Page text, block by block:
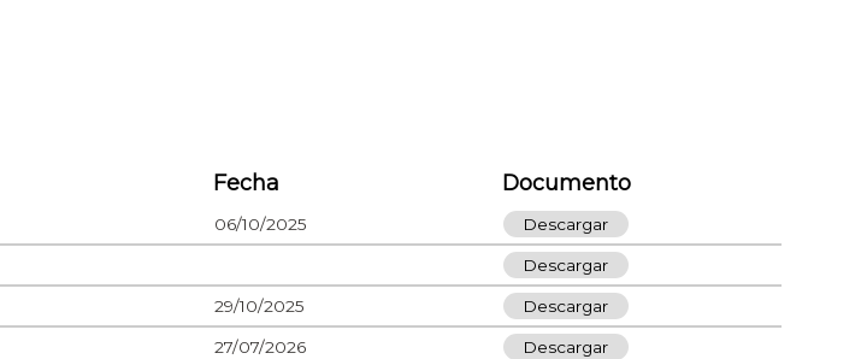
Fecha Documento
06/10/2025 Descargar
Descargar
29/10/2025 Descargar
27/07/2026 Descargar